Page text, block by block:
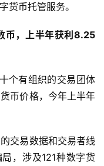
币托管服务。
币，上半年获利8.25
个有组织的交易团体
币价格，今年上半年
交易数据和交易者线
，涉及121种数字货